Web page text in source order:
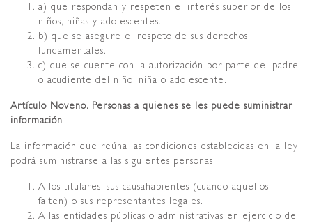
a) que respondan y respeten el interés superior de los
niños, niñas y adolescentes.
b) que se asegure el respeto de sus derechos
fundamentales.
c) que se cuente con la autorización por parte del padre
o acudiente del niño, niña o adolescente.
Artículo Noveno. Personas a quienes se les puede suministrar
información
La información que reúna las condiciones establecidas en la ley
podrá suministrarse a las siguientes personas:
A los titulares, sus causahabientes (cuando aquellos
falten) o sus representantes legales.
A las entidades públicas o administrativas en ejercicio de